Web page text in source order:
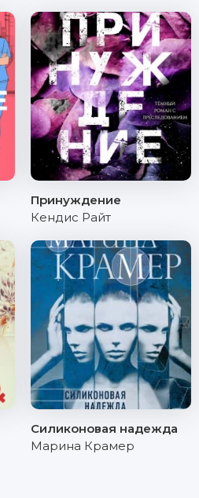
Принуждение
Кендис Райт
Силиконовая надежда
Марина Крамер